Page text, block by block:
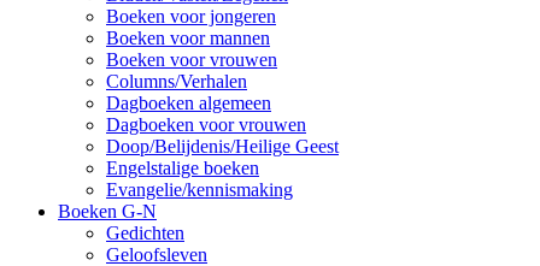
Boeken voor jongeren
Boeken voor mannen
Boeken voor vrouwen
Columns/Verhalen
Dagboeken algemeen
Dagboeken voor vrouwen
Doop/Belijdenis/Heilige Geest
Engelstalige boeken
Evangelie/kennismaking
Boeken G-N
Gedichten
Geloofsleven